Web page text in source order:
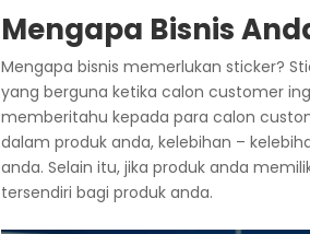
Mengapa Bisnis
Mengapa bisnis memerlukan sticker?
yang berguna ketika calon customer
memberitahu kepada para calon
dalam produk anda, kelebihan –
anda. Selain itu, jika produk anda
tersendiri bagi produk anda.